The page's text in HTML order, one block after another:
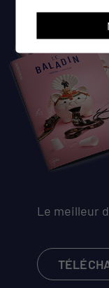
Le meilleur